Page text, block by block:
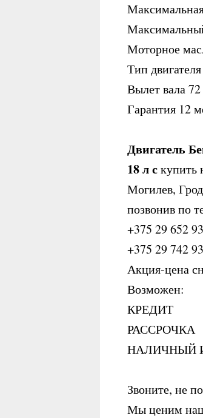
Моторное
Тип
Вылет вала
Гарантия 12
Двигатель
18 л скупить
Могилев,
позвонив по
+375 29 652
+375 29 742
Акция-цена
Возможен:
КРЕДИТ
РАССРОЧКА
НАЛИЧНЫЙ
Звоните, не
Мы ценим